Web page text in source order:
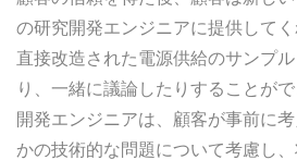
の研究開発エンジニアに提供して
直接改造された電源供給のサンプ
り、一緒に議論したりすることが
開発エンジニアは、顧客が事前に
かの技術的な問題について考慮し